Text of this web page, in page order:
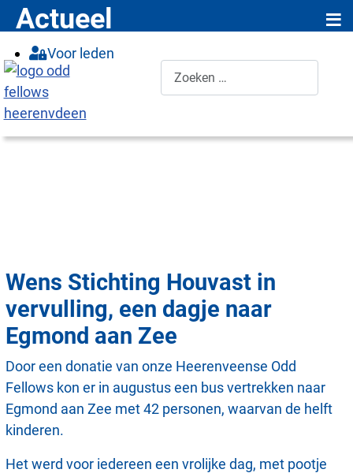
Voor leden
Wens Stichting Houvast in
vervulling, een dagje naar
Egmond aan Zee
Door een donatie van onze Heerenveense Odd
Fellows kon er in augustus een bus vertrekken naar
Egmond aan Zee met 42 personen, waarvan de helft
kinderen.
Het werd voor iedereen een vrolijke dag, met pootje
Actueel ≡